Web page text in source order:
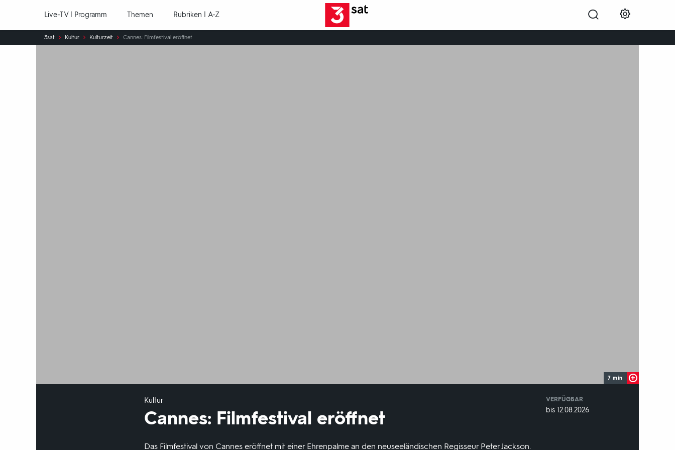
Live-TV | Programm Themen Rubriken | A-Z
Sie
sind
3sat Kultur Kulturzeit Cannes: Filmfestival eröffnet
7 min
Kultur
Cannes: Filmfestival eröffnet
Das Filmfestival von Cannes eröffnet mit einer Ehrenpalme an den neuseeländischen Regisseur Peter Jackson.
VERFÜGBAR
weltweit
VERFÜGBAR
bis 12.08.2026